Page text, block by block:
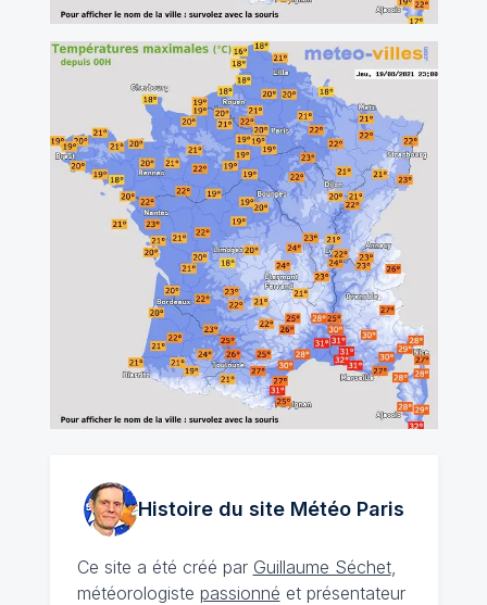
Histoire du site MétéoParis
Ce site a été créé par Guillaume Séchet,
météorologiste passionné et présentateur